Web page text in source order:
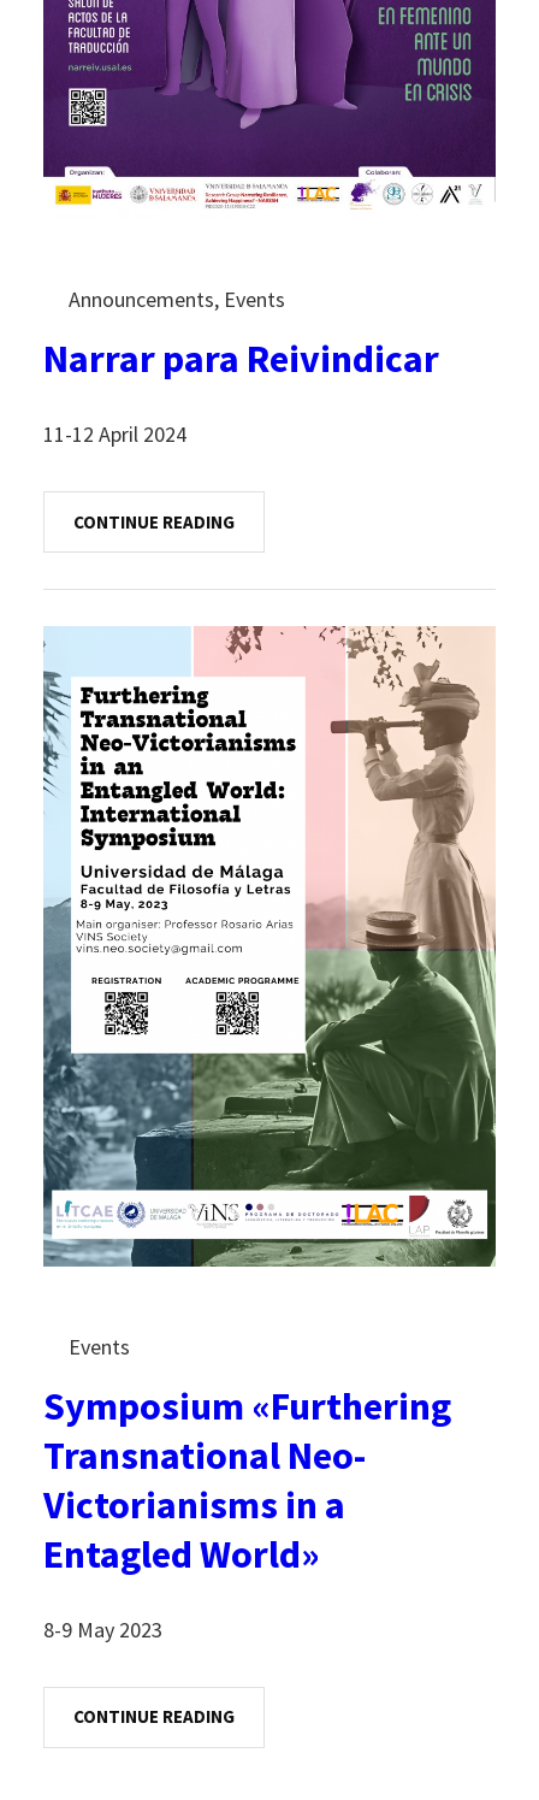
Announcements, Events
Narrar para Reivindicar
11-12 April 2024
CONTINUE READING
Events
Symposium «Furthering
Transnational Neo-
Victorianisms in a
Entagled World»
8-9 May 2023
CONTINUE READING